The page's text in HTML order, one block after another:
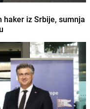
haker iz Srbije, sumnja